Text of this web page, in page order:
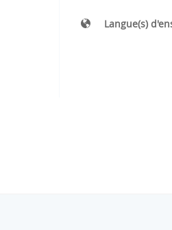
Langue(s)